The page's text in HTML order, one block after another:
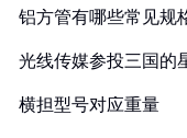
铝方管有哪些常见规
光线传媒参投三国的
横担型号对应重量